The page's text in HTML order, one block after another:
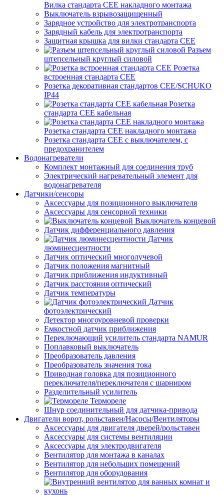
Вилка стандарта CEE накладного монтажа
Выключатель взрывозащищенный
Зарядное устройство для электротранспорта
Зарядный кабель для электротранспорта
Защитная крышка для вилки стандарта CEE
Разъем
штепсельный круглый силовой
Розетка
встроенная стандарта CEE
Розетка декоративная стандартов CEE/SCHUKO
IP44
Розетка
стандарта СЕЕ кабельная
Розетка стандарта СЕЕ накладного монтажа
Розетка стандарта СЕЕ с выключателем, с
предохранителем
Водонагреватели
Комплект монтажный для соединения труб
Электрический нагревательный элемент для
водонагревателя
Датчики/сенсоры
Аксессуары для позиционного выключателя
Аксессуары для сенсорной техники
Выключатель концевой
Датчик дифференциального давления
Датчик
люминесцентности
Датчик оптический многолучевой
Датчик положения магнитный
Датчик приближения индуктивный
Датчик расстояния оптический
Датчик температуры
Датчик
фотоэлектрический
Детектор многоуровневой проверки
Емкостной датчик приближения
Переключающий усилитель стандарта NAMUR
Поплавковый выключатель
Преобразователь давления
Преобразователь значения тока
Приводная головка для позиционного
переключателя/переключателя с шарниром
Разделительный усилитель
Термореле
Шнур соединительный для датчика-привода
Двигатели ворот, рольставен/Насосы/Вентиляторы
Аксессуары для двигателя дверей/рольставен
Аксессуары для системы вентиляции
Аксессуары для электродвигателя
Вентилятор для монтажа в каналах
Вентилятор для небольших помещений
Вентилятор для оборудования